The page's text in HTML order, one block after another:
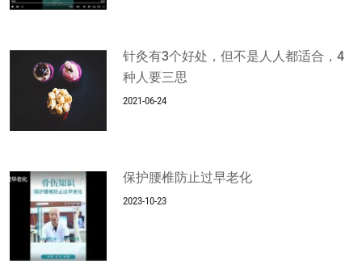
针灸有3个好处，但不是人人都适合，4
种人要三思
2021-06-24
保护腰椎防止过早老化
2023-10-23